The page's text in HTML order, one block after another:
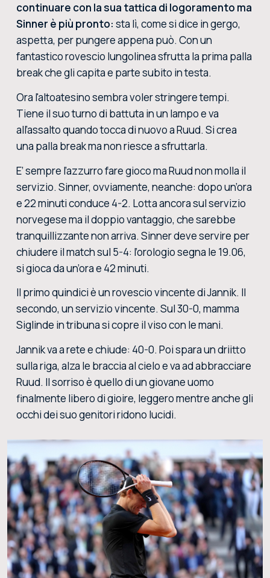
continuare con la sua tattica di logoramento ma
Sinner è più pronto: sta lì, come si dice in gergo,
aspetta, per pungere appena può. Con un
fantastico rovescio lungolinea sfrutta la prima palla
break che gli capita e parte subito in testa.
Ora l'altoatesino sembra voler stringere tempi.
Tiene il suo turno di battuta in un lampo e va
all’assalto quando tocca di nuovo a Ruud. Si crea
una palla break ma non riesce a sfruttarla.
E’ sempre l’azzurro fare gioco ma Ruud non molla il
servizio. Sinner, ovviamente, neanche: dopo un’ora
e 22 minuti conduce 4-2. Lotta ancora sul servizio
norvegese ma il doppio vantaggio, che sarebbe
tranquillizzante non arriva. Sinner deve servire per
chiudere il match sul 5-4: l’orologio segna le 19.06,
si gioca da un’ora e 42 minuti.
Il primo quindici è un rovescio vincente di Jannik. Il
secondo, un servizio vincente. Sul 30-0, mamma
Siglinde in tribuna si copre il viso con le mani.
Jannik va a rete e chiude: 40-0. Poi spara un driitto
sulla riga, alza le braccia al cielo e va ad abbracciare
Ruud. Il sorriso è quello di un giovane uomo
finalmente libero di gioire, leggero mentre anche gli
occhi dei suo genitori ridono lucidi.